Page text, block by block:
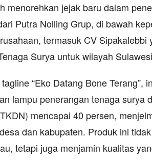
menorehkan jejak baru dalam
Putra Nolling Grup, di bawah
termasuk CV
Surya untuk wilayah
“Eko Datang Bone Terang”,
lampu penerangan tenaga surya
mencapai 40 persen,
dan kabupaten. Produk ini
tetapi juga menjamin kualitas